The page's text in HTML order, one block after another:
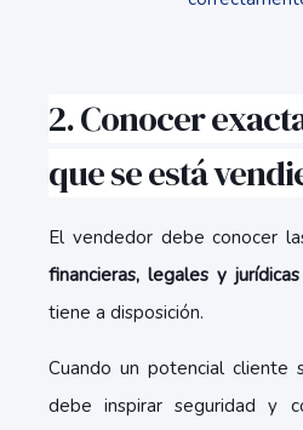
2. Conocer
que se está
El vendedor debe conocer
financieras, legales y jurídicas
tiene a disposición.
Cuando un potencial cliente
debe inspirar seguridad y